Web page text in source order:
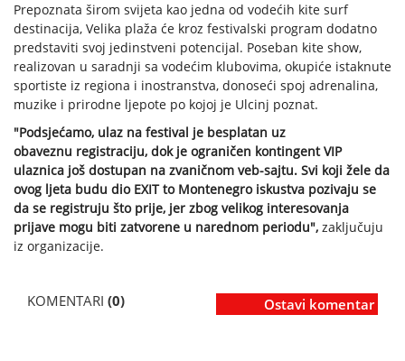
Prepoznata širom svijeta kao jedna od vodećih kite surf
destinacija, Velika plaža će kroz festivalski program dodatno
predstaviti svoj jedinstveni potencijal. Poseban kite show,
realizovan u saradnji sa vodećim klubovima, okupiće istaknute
sportiste iz regiona i inostranstva, donoseći spoj adrenalina,
muzike i prirodne ljepote po kojoj je Ulcinj poznat.
"Podsjećamo, ulaz na festival je besplatan uz
obaveznu registraciju, dok je ograničen kontingent VIP
ulaznica još dostupan na zvaničnom veb-sajtu. Svi koji žele da
ovog ljeta budu dio EXIT to Montenegro iskustva pozivaju se
da se registruju što prije, jer zbog velikog interesovanja
prijave mogu biti zatvorene u narednom periodu", zaključuju
iz organizacije.
KOMENTARI (0) Ostavi komentar